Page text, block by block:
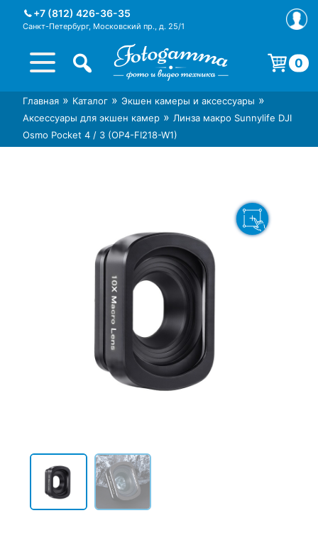
+7 (812) 426-36-35
Санкт-Петербург, Московский пр., д. 25/1
Интернет-магазин фототехники
Foto-Gamma в СПб
Магазин фотоаксессуаров foto-
gamma.ru
0
Корзина пуста.
Главная » Каталог » Экшен камеры и аксессуары »
Аксессуары для экшен камер » Линза макро Sunnylife DJI
Osmo Pocket 4 / 3 (OP4-FI218-W1)